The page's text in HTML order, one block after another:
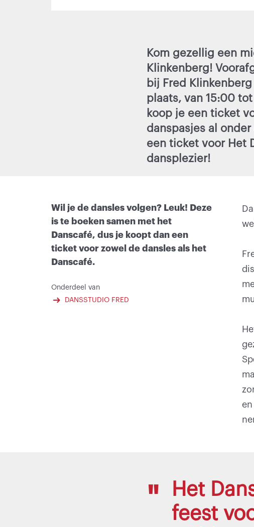
Kom gezellig een
Klinkenberg!
bij Fred
plaats, van 15:00
koop je een ticket
danspasjes al
een ticket voor Het
dansplezier!
Wil je de dansles volgen? Leuk! Deze
is te boeken samen met het
Danscafé, dus je koopt dan een
ticket voor zowel de dansles als het
Danscafé.
Onderdeel van
DANSSTUDIO FRED
Het
feest